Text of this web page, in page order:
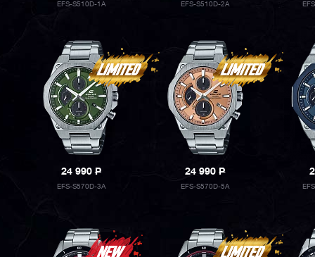
EFS-S510D-1A EFS-S510D-2A
24 990P
EFS-S570D-3A
24 990P
EFS-S570D-5A